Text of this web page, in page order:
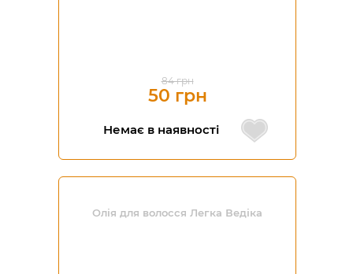
84 грн
50 грн
Немає в наявності
Олія для волосся Легка Ведіка